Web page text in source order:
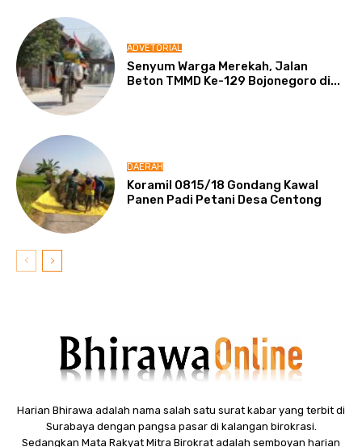
ADVETORIAL
Senyum Warga Merekah, Jalan
Beton TMMD Ke-129 Bojonegoro di...
DAERAH
Koramil 0815/18 Gondang Kawal
Panen Padi Petani Desa Centong
Harian Bhirawa adalah nama salah satu surat kabar yang terbit di
Surabaya dengan pangsa pasar di kalangan birokrasi.
Sedangkan Mata Rakyat Mitra Birokrat adalah semboyan harian